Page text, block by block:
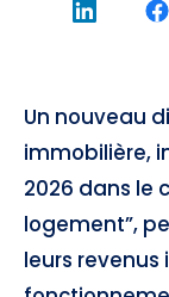
Un nouveau
immobilière,
2026 dans le
logement”,
leurs revenus